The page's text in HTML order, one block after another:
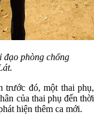
đạo phòng chống
trước đó, một thai phụ,
của thai phụ đến thời
hiện thêm ca mới.